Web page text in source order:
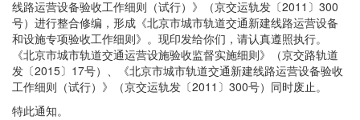
线路运营设备验收工作细则（试行）》（京交运轨发〔2011〕300
号）进行整合修编，形成《北京市城市轨道交通新建线路运营设备
和设施专项验收工作细则》。现印发给你们，请认真遵照执行。
《北京市城市轨道交通运营设施验收监督实施细则》（京交路轨道
发〔2015〕17号）、《北京市城市轨道交通新建线路运营设备验收
工作细则（试行）》（京交运轨发〔2011〕300号）同时废止。
特此通知。